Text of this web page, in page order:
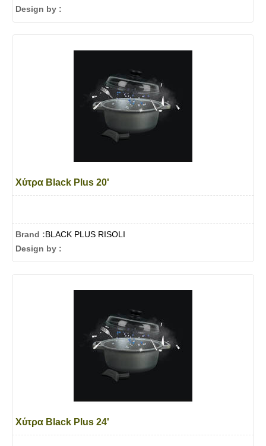
Design by :
Χύτρα Black Plus 20'
Brand :BLACK PLUS RISOLI
Design by :
Χύτρα Black Plus 24'